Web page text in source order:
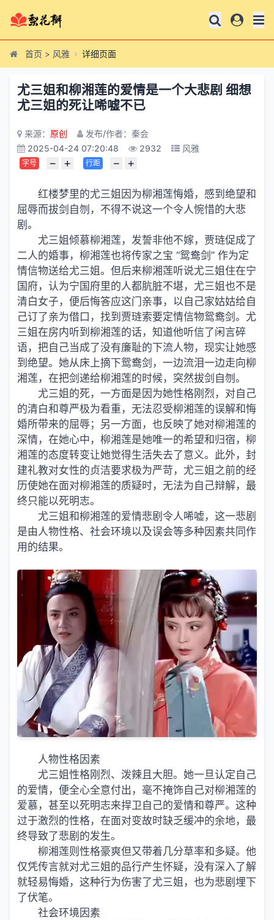
首页 > 风雅 详细页面
尤三姐和柳湘莲的爱情是一个大悲剧 细想
尤三姐的死让唏嘘不已
来源： 原创
发布/作者：秦会
2025-04-24 07:20:48
2932 风雅
字号 − + 行距 − +
红楼梦里的尤三姐因为柳湘莲悔婚，感到绝望和
屈辱而拔剑自刎，不得不说这一个令人惋惜的大悲
剧。
尤三姐倾慕柳湘莲，发誓非他不嫁，贾琏促成了
二人的婚事，柳湘莲也将传家之宝 “鸳鸯剑” 作为定
情信物送给尤三姐。但后来柳湘莲听说尤三姐住在宁
国府，认为宁国府里的人都肮脏不堪，尤三姐也不是
清白女子，便后悔答应这门亲事，以自己家姑姑给自
己订了亲为借口，找到贾琏索要定情信物鸳鸯剑。尤
三姐在房内听到柳湘莲的话，知道他听信了闲言碎
语，把自己当成了没有廉耻的下流人物，现实让她感
到绝望。她从床上摘下鸳鸯剑，一边流泪一边走向柳
湘莲，在把剑递给柳湘莲的时候，突然拔剑自刎。
尤三姐的死，一方面是因为她性格刚烈，对自己
的清白和尊严极为看重，无法忍受柳湘莲的误解和悔
婚所带来的屈辱；另一方面，也反映了她对柳湘莲的
深情，在她心中，柳湘莲是她唯一的希望和归宿，柳
湘莲的态度转变让她觉得生活失去了意义。此外，封
建礼教对女性的贞洁要求极为严苛，尤三姐之前的经
历使她在面对柳湘莲的质疑时，无法为自己辩解，最
终只能以死明志。
尤三姐和柳湘莲的爱情悲剧令人唏嘘，这一悲剧
是由人物性格、社会环境以及误会等多种因素共同作
用的结果。
人物性格因素
尤三姐性格刚烈、泼辣且大胆。她一旦认定自己
的爱情，便全心全意付出，毫不掩饰自己对柳湘莲的
爱慕，甚至以死明志来捍卫自己的爱情和尊严。这种
过于激烈的性格，在面对变故时缺乏缓冲的余地，最
终导致了悲剧的发生。
柳湘莲则性格豪爽但又带着几分草率和多疑。他
仅凭传言就对尤三姐的品行产生怀疑，没有深入了解
就轻易悔婚，这种行为伤害了尤三姐，也为悲剧埋下
了伏笔。
社会环境因素